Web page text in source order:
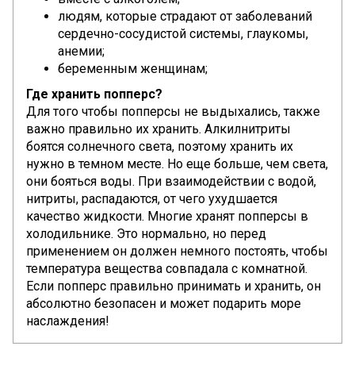
людям, которые страдают от заболеваний
сердечно-сосудистой системы, глаукомы,
анемии;
беременным женщинам;
Где хранить попперс?
Для того чтобы попперсы не выдыхались, также
важно правильно их хранить. Алкилнитриты
боятся солнечного света, поэтому хранить их
нужно в темном месте. Но еще больше, чем света,
они бояться воды. При взаимодействии с водой,
нитриты, распадаются, от чего ухудшается
качество жидкости. Многие хранят попперсы в
холодильнике. Это нормально, но перед
применением он должен немного постоять, чтобы
температура вещества совпадала с комнатной.
Если попперс правильно принимать и хранить, он
абсолютно безопасен и может подарить море
наслаждения!